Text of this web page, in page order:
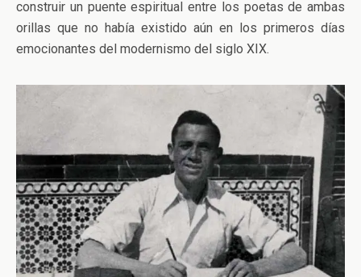
construir un puente espiritual entre los poetas de ambas
orillas que no había existido aún en los primeros días
emocionantes del modernismo del siglo XIX.